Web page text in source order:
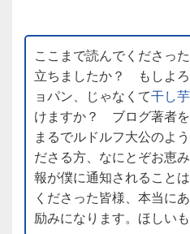
ここまで読んでくださっ
立ちましたか？ もしよ
ョパン、じゃなくて干し
けますか？ ブログ著者を
まるでルドルフ大公のよ
ださる方、なにとぞお恵
報が僕に通知されること
くださった皆様、本当に
励みになります。ほしい